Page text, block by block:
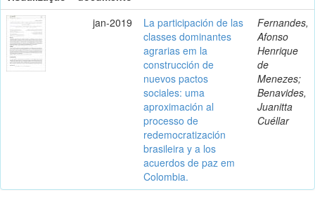
jan-2019
La participación de las
classes dominantes
agrarias em la
construcción de
nuevos pactos
sociales: uma
aproximación al
processo de
redemocratización
brasileira y a los
acuerdos de paz em
Colombia.
Fernandes,
Afonso
Henrique
de
Menezes;
Benavides,
Juanitta
Cuéllar